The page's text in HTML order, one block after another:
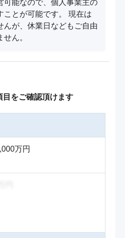
可能なので、個人事業主の
ことが可能です。 現在は
んが、休業日などもご自由
ん。
目をご確認頂けます
万円